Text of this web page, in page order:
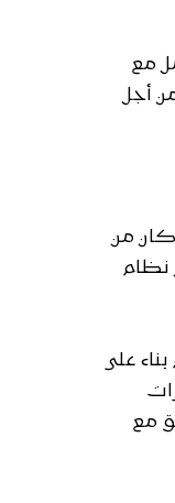
مع
أجل
كان من
نظام
على
مع